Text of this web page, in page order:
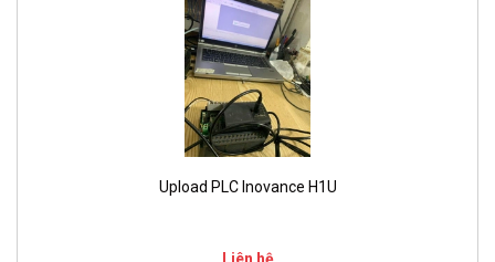
Upload PLC Inovance H1U